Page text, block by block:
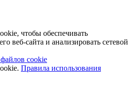
чтобы обеспечивать
веб-сайта и анализировать сетевой
cookie
Правила использования